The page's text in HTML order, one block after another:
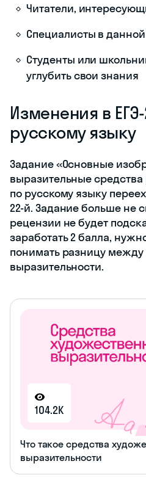
Читатели,
Специалисты в
Студенты или
углубить свои знания
Изменения в
русскому языку
Задание «Основные
выразительные
по русскому языку
22-й. Задание больше не
рецензии не будет
заработать 2 балла,
понимать разницу
выразительности.
104.2K
Что такое средства
выразительности